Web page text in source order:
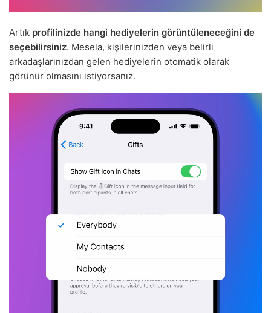
Artık profilinizde hangi hediyelerin görüntüleneceğini de
seçebilirsiniz. Mesela, kişilerinizden veya belirli
arkadaşlarınızdan gelen hediyelerin otomatik olarak
görünür olmasını istiyorsanız.